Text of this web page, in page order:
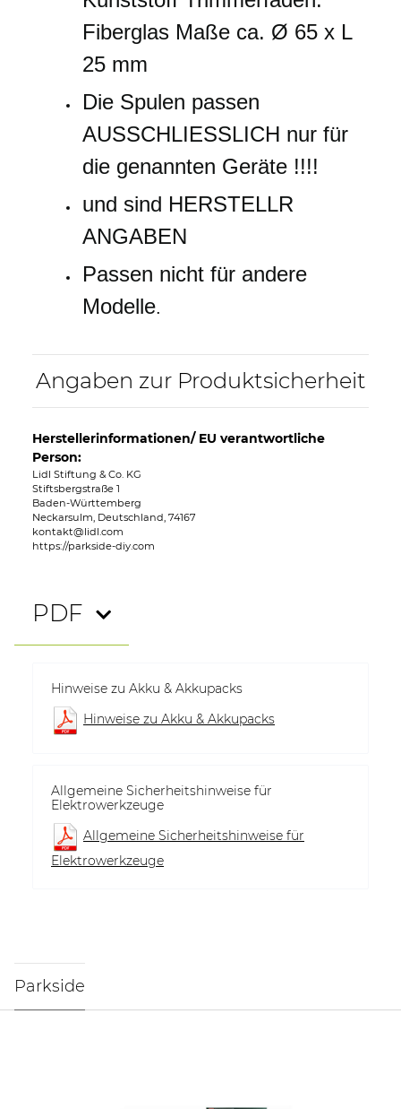
Fiberglas Maße ca. Ø 65 x L
25 mm
Die Spulen passen
AUSSCHLIESSLICH nur für
die genannten Geräte !!!!
und sind HERSTELLR
ANGABEN
Passen nicht für andere
Modelle.
Angaben zur Produktsicherheit
Herstellerinformationen/ EU verantwortliche
Person:
Lidl Stiftung & Co. KG
Stiftsbergstraße 1
Baden-Württemberg
Neckarsulm, Deutschland, 74167
kontakt@lidl.com
https://parkside-diy.com
PDF
Hinweise zu Akku & Akkupacks
Hinweise zu Akku & Akkupacks
Allgemeine Sicherheitshinweise für
Elektrowerkzeuge
Allgemeine Sicherheitshinweise für
Elektrowerkzeuge
Parkside